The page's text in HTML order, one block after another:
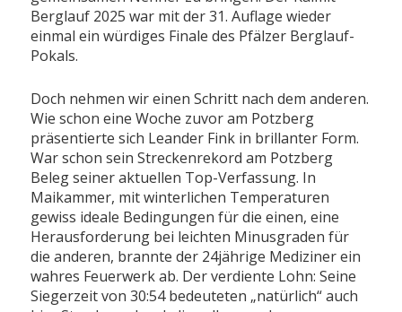
Berglauf 2025 war mit der 31. Auflage wieder
einmal ein würdiges Finale des Pfälzer Berglauf-
Pokals.
Doch nehmen wir einen Schritt nach dem anderen.
Wie schon eine Woche zuvor am Potzberg
präsentierte sich Leander Fink in brillanter Form.
War schon sein Streckenrekord am Potzberg
Beleg seiner aktuellen Top-Verfassung. In
Maikammer, mit winterlichen Temperaturen
gewiss ideale Bedingungen für die einen, eine
Herausforderung bei leichten Minusgraden für
die anderen, brannte der 24jährige Mediziner ein
wahres Feuerwerk ab. Der verdiente Lohn: Seine
Siegerzeit von 30:54 bedeuteten „natürlich“ auch